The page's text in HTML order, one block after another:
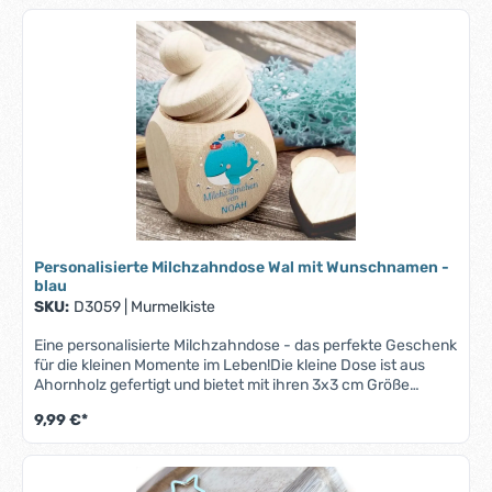
auf.Ob zur Taufe, zum Geburtstag oder einfach als kleine
Aufmerksamkeit – diese Milchzahndose ist eine zauberhafte
Geschenkidee, die Freude bereitet und Erinnerungen
bewahrt.Bitte beachte, dass bei längeren Namen der Druck
entsprechend kleiner ausfallen kann, um auf die Zahndose
Personalisierte Milchzahndose Wal mit Wunschnamen -
blau
SKU: D3059 Murmelkiste
Eine personalisierte Milchzahndose - das perfekte Geschenk
für die kleinen Momente im Leben!Die kleine Dose ist aus
Ahornholz gefertigt und bietet mit ihren 3x3 cm Größe
Deines Kindes. Der sichere Schraubverschluss bewahrt die
kleinen Schätze sicher auf.Ob zur Taufe, zum Geburtstag
oder einfach als kleine Aufmerksamkeit – diese
Milchzahndose ist eine zauberhafte Geschenkidee, die
9,99 €*